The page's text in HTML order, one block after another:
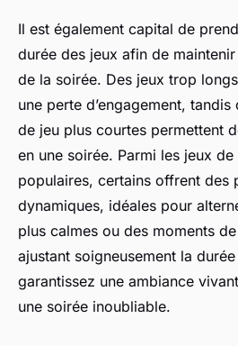
Il est également capital de
durée des jeux afin de
de la soirée. Des jeux trop
une perte d’engagement,
de jeu plus courtes permettent
en une soirée. Parmi les jeux
populaires, certains offrent des
dynamiques, idéales pour
plus calmes ou des moments
ajustant soigneusement la
garantissez une ambiance
une soirée inoubliable.